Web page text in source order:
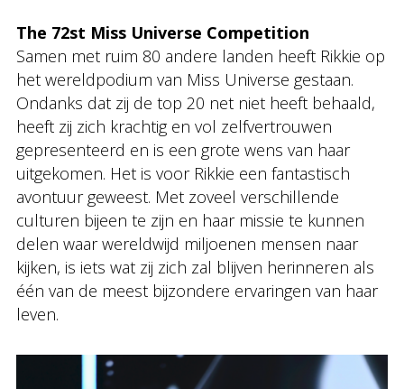
The 72st Miss Universe Competition
Samen met ruim 80 andere landen heeft Rikkie op
het wereldpodium van Miss Universe gestaan.
Ondanks dat zij de top 20 net niet heeft behaald,
heeft zij zich krachtig en vol zelfvertrouwen
gepresenteerd en is een grote wens van haar
uitgekomen. Het is voor Rikkie een fantastisch
avontuur geweest. Met zoveel verschillende
culturen bijeen te zijn en haar missie te kunnen
delen waar wereldwijd miljoenen mensen naar
kijken, is iets wat zij zich zal blijven herinneren als
één van de meest bijzondere ervaringen van haar
leven.